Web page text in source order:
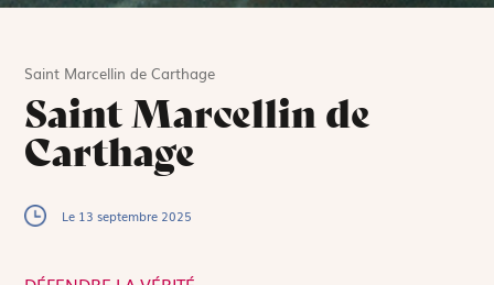
Saint Marcellin de Carthage
Saint Marcellin de
Carthage
Le 13 septembre 2025